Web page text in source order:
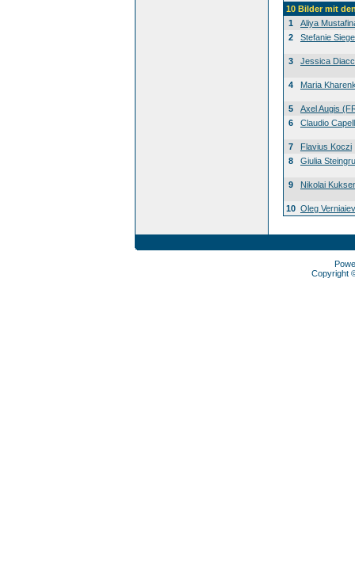
10 Bilder mit
1
Aliya
2
Stefanie
3 Jessica
4 Maria
5
Axel Augis
6
Claudio
7
Flavius Koczi
8
Giulia
9 Nikolai
10 Oleg
Copyright